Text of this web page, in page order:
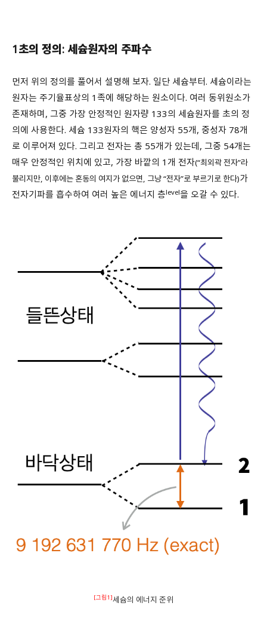
1초의 정의: 세슘원자의 주파수
먼저 위의 정의를 풀어서 설명해 보자. 일단 세슘부터. 세슘이라는
원자는 주기율표상의 1족에 해당하는 원소이다. 여러 동위원소가
존재하며, 그중 가장 안정적인 원자량 133의 세슘원자를 초의 정
의에 사용한다. 세슘 133원자의 핵은 양성자 55개, 중성자 78개
로 이루어져 있다. 그리고 전자는 총 55개가 있는데, 그중 54개는
매우 안정적인 위치에 있고, 가장 바깥의 1개 전자(“최외곽 전자”라
불리지만, 이후에는 혼동의 여지가 없으면, 그냥 “전자”로 부르기로 한다)가
전자기파를 흡수하여 여러 높은 에너지 층level을 오갈 수 있다.
[그림1]세슘의 에너지 준위